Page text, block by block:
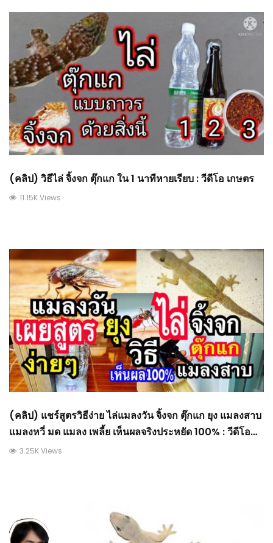
(คลิป) วิธีไล่ จิ้งจก ตุ๊กแก ใน 1 นาทีหายเรียบ : วีดีโอ เกษตร
11.15K Views
(คลิป) แชร์สูตรวิธีง่าย ไล่แมลงวัน จิ้งจก ตุ๊กแก ยุง แมลงสาบ
แมลงหวี่ มด แมลง เพลี้ย เห็นผลจริงประหยัด 100% : วีดีโอ
เกษตร
3.25K Views